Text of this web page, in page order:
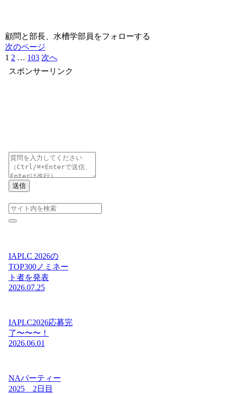
顧問と部長、水槽学部員をフォローする
次のページ
1 2 … 103 次へ
スポンサーリンク
送信
IAPLC 2026の
TOP300ノミネー
ト者を発表
2026.07.25
IAPLC2026応募完
了〜〜〜！
2026.06.01
NAパーティー
2025 2日目